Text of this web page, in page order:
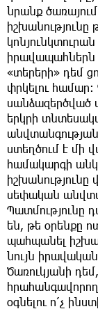
նրանք
իրավապահներն
«տերերի» դեմ
փրկելու
սանձազերծված
երկրի
ստեղծում է մի
համակարգի
սեփական
Պատմությունը
են, թե օրենքը
պահպանել
նույն
Ծառուկյանի
օգնելու ո՛չ